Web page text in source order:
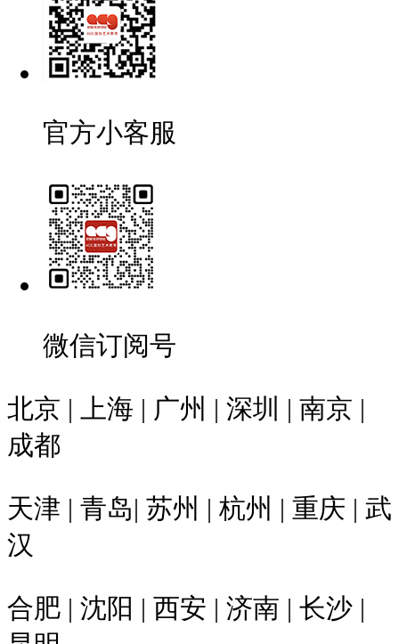
官方小客服
微信订阅号
北京 | 上海 | 广州 | 深圳 | 南京 |
成都
天津 | 青岛| 苏州 | 杭州 | 重庆 | 武
汉
合肥 | 沈阳 | 西安 | 济南 | 长沙 |